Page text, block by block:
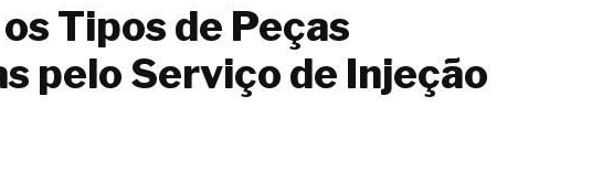
Tipos de Peças
pelo Serviço de Injeção